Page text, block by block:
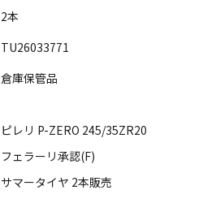
2本
TU26033771
倉庫保管品
ピレリ P-ZERO 245/35ZR20
フェラーリ承認(F)
サマータイヤ 2本販売